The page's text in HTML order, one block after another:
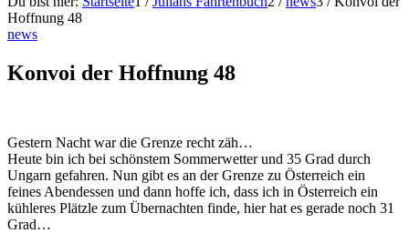
Hoffnung 48
news
Konvoi der Hoffnung 48
Gestern Nacht war die Grenze recht zäh…
Heute bin ich bei schönstem Sommerwetter und 35 Grad durch
Ungarn gefahren. Nun gibt es an der Grenze zu Österreich ein
feines Abendessen und dann hoffe ich, dass ich in Österreich ein
kühleres Plätzle zum Übernachten finde, hier hat es gerade noch 31
Grad…